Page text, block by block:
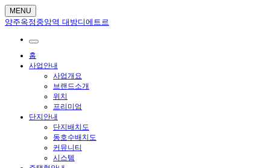
MENU
양주옥정중앙역 대방디에트르
홈
사업안내
사업개요
브랜드소개
위치
프리미엄
단지안내
단지배치도
동호수배치도
커뮤니티
시스템